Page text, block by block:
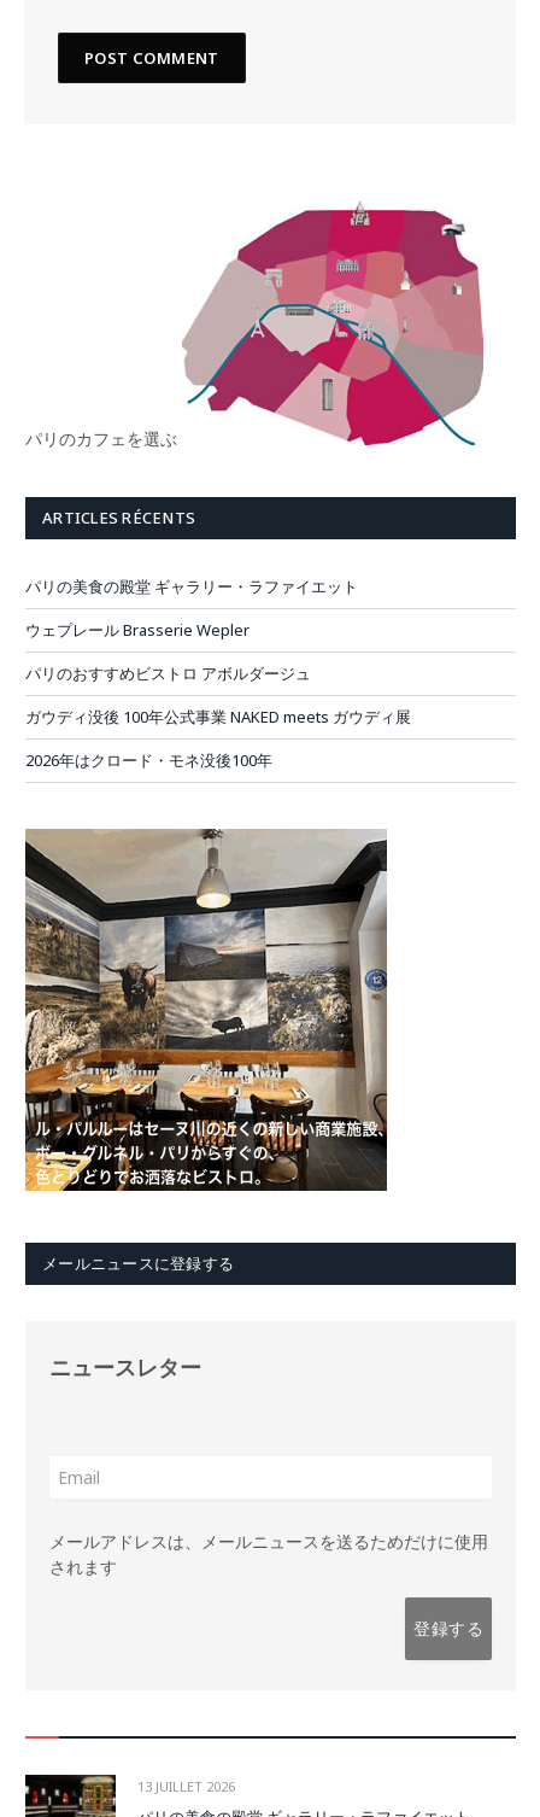
パリのカフェを選ぶ
ARTICLES RÉCENTS
パリの美食の殿堂 ギャラリー・ラファイエット
ウェプレール Brasserie Wepler
パリのおすすめビストロ アボルダージュ
ガウディ没後 100年公式事業 NAKED meets ガウディ展
2026年はクロード・モネ没後100年
メールニュースに登録する
ニュースレター
メールアドレスは、メールニュースを送るためだけに使用
されます
13 JUILLET 2026